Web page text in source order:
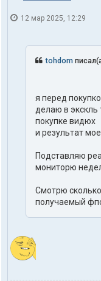
12 мар 2025, 12:29
tohdom
я перед
делаю в экскль
покупке видюх
и результат
Подставляю
мониторю
Смотрю
получаемый